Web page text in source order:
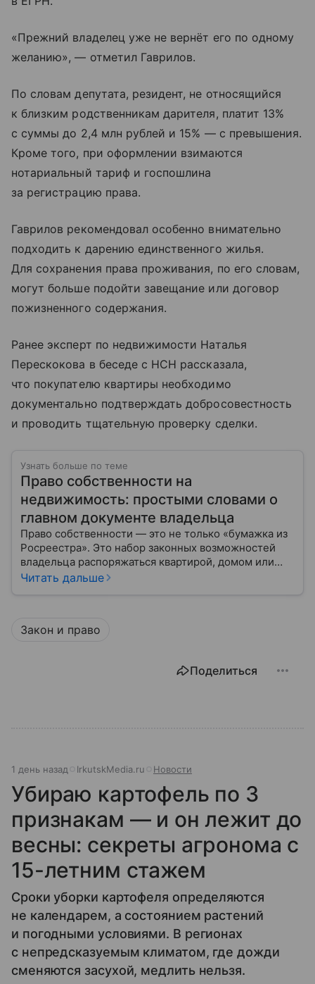
«Прежний владелец уже не вернёт его по одному
желанию», — отметил Гаврилов.
По словам депутата, резидент, не относящийся
к близким родственникам дарителя, платит 13%
с суммы до 2,4 млн рублей и 15% — с превышения.
Кроме того, при оформлении взимаются
нотариальный тариф и госпошлина
за регистрацию права.
Гаврилов рекомендовал особенно внимательно
подходить к дарению единственного жилья.
Для сохранения права проживания, по его словам,
могут больше подойти завещание или договор
пожизненного содержания.
Ранее эксперт по недвижимости Наталья
Перескокова в беседе с НСН рассказала,
что покупателю квартиры необходимо
документально подтверждать добросовестность
и проводить тщательную проверку сделки.
Узнать больше по теме
Право собственности на
недвижимость: простыми словами о
главном документе владельца
Право собственности — это не только «бумажка из
Росреестра». Это набор законных возможностей
владельца распоряжаться квартирой, домом или
участком: жить, сдавать, продавать, дарить,
Читать дальше
Закон и право
Поделиться
1 день назад IrkutskMedia.ru Новости
Убираю картофель по 3
признакам — и он лежит до
весны: секреты агронома с
15-летним стажем
Сроки уборки картофеля определяются
не календарем, а состоянием растений
и погодными условиями. В регионах
с непредсказуемым климатом, где дожди
сменяются засухой, медлить нельзя.